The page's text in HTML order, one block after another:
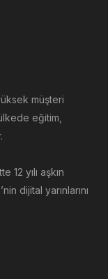
müşteri
eğitim,
yılı aşkın
dijital yarınlarını